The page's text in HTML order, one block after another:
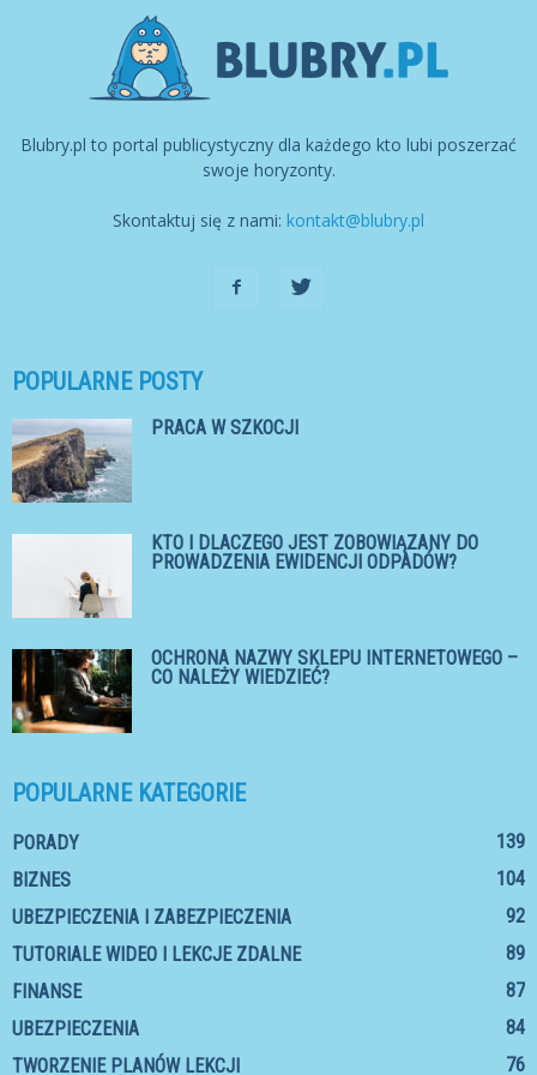
Blubry.pl to portal publicystyczny dla każdego kto lubi poszerzać
swoje horyzonty.
Skontaktuj się z nami: kontakt@blubry.pl
POPULARNE POSTY
PRACA W SZKOCJI
KTO I DLACZEGO JEST ZOBOWIĄZANY DO
PROWADZENIA EWIDENCJI ODPADÓW?
OCHRONA NAZWY SKLEPU INTERNETOWEGO –
CO NALEŻY WIEDZIEĆ?
POPULARNE KATEGORIE
PORADY
139
BIZNES
104
UBEZPIECZENIA I ZABEZPIECZENIA
92
TUTORIALE WIDEO I LEKCJE ZDALNE
89
FINANSE
87
UBEZPIECZENIA
84
TWORZENIE PLANÓW LEKCJI
76